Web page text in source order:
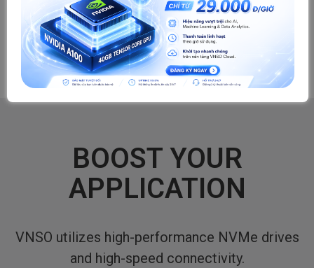
A reputable authorized distributor of software from leading global
brands.
Price
BOOST YOUR
APPLICATION
VNSO utilizes high-performance NVMe drives
and high-speed connectivity.